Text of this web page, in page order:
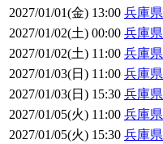
2027/01/01(金) 13:00 兵庫県
2027/01/02(土) 00:00 兵庫県
2027/01/02(土) 11:00 兵庫県
2027/01/03(日) 11:00 兵庫県
2027/01/03(日) 15:30 兵庫県
2027/01/05(火) 11:00 兵庫県
2027/01/05(火) 15:30 兵庫県